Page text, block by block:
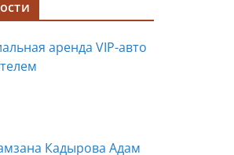
аренда VIP-авто
Кадырова Адам